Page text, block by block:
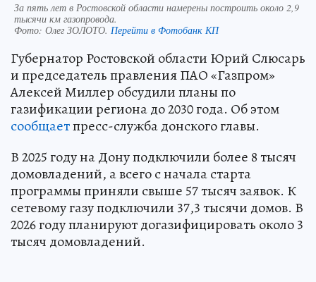
За пять лет в Ростовской области намерены построить около 2,9
тысячи км газопровода.
Фото: Олег ЗОЛОТО. Перейти в Фотобанк КП
Губернатор Ростовской области Юрий Слюсарь
и председатель правления ПАО «Газпром»
Алексей Миллер обсудили планы по
газификации региона до 2030 года. Об этом
сообщаетпресс-служба донского главы.
В 2025 году на Дону подключили более 8 тысяч
домовладений, а всего с начала старта
программы приняли свыше 57 тысяч заявок. К
сетевому газу подключили 37,3 тысячи домов. В
2026 году планируют догазифицировать около 3
тысяч домовладений.